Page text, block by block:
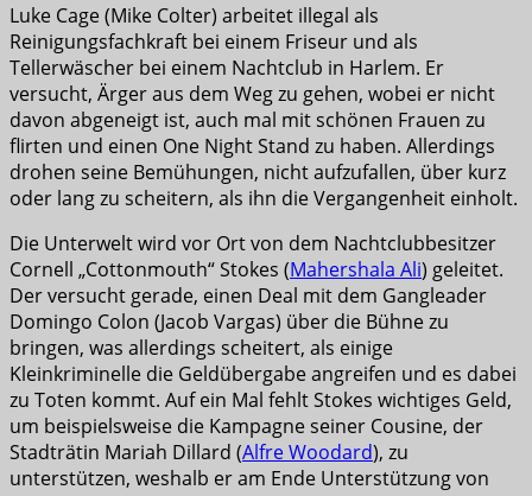
Luke Cage (Mike Colter) arbeitet illegal als
Reinigungsfachkraft bei einem Friseur und als
Tellerwäscher bei einem Nachtclub in Harlem. Er
versucht, Ärger aus dem Weg zu gehen, wobei er nicht
davon abgeneigt ist, auch mal mit schönen Frauen zu
flirten und einen One Night Stand zu haben. Allerdings
drohen seine Bemühungen, nicht aufzufallen, über kurz
oder lang zu scheitern, als ihn die Vergangenheit einholt.
Die Unterwelt wird vor Ort von dem Nachtclubbesitzer
Cornell „Cottonmouth“ Stokes (Mahershala Ali) geleitet.
Der versucht gerade, einen Deal mit dem Gangleader
Domingo Colon (Jacob Vargas) über die Bühne zu
bringen, was allerdings scheitert, als einige
Kleinkriminelle die Geldübergabe angreifen und es dabei
zu Toten kommt. Auf ein Mal fehlt Stokes wichtiges Geld,
um beispielsweise die Kampagne seiner Cousine, der
Stadträtin Mariah Dillard (Alfre Woodard), zu
unterstützen, weshalb er am Ende Unterstützung von